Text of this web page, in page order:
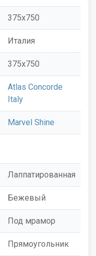
375x750
Италия
375x750
Atlas Concorde
Italy
Marvel Shine
Лаппатированная
Бежевый
Под мрамор
Прямоугольник